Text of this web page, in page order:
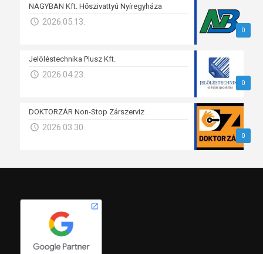
0
NAGYBAN Kft. Hőszivattyú Nyíregyháza
2026.05.13.
0
Jelöléstechnika Plusz Kft.
2026.04.23.
0
DOKTORZÁR Non-Stop Zárszerviz
2026.03.30.